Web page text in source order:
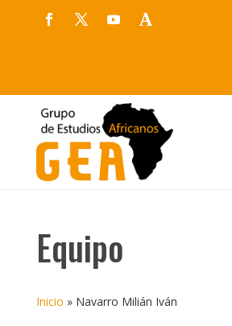
Equipo
Inicio » Navarro Milián Iván